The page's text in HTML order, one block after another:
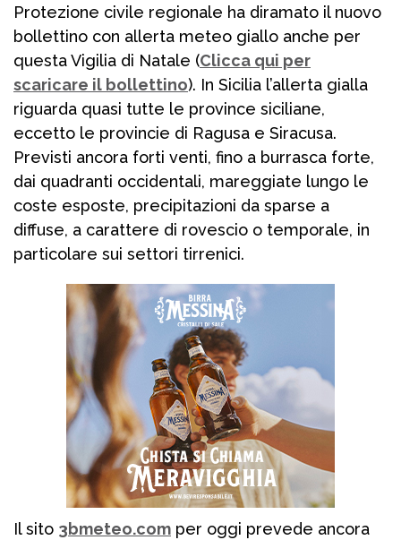
Protezione civile regionale ha diramato il nuovo
bollettino con allerta meteo giallo anche per
questa Vigilia di Natale (Clicca qui per
scaricare il bollettino). In Sicilia l’allerta gialla
riguarda quasi tutte le province siciliane,
eccetto le provincie di Ragusa e Siracusa.
Previsti ancora forti venti, fino a burrasca forte,
dai quadranti occidentali, mareggiate lungo le
coste esposte, precipitazioni da sparse a
diffuse, a carattere di rovescio o temporale, in
particolare sui settori tirrenici.
Il sito 3bmeteo.com per oggi prevede ancora